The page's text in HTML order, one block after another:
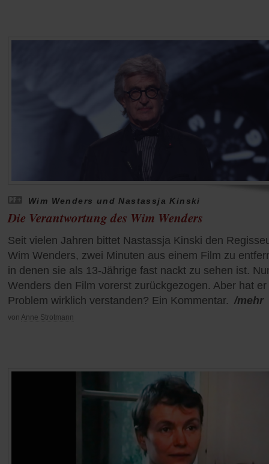
Wim Wenders und Nastassja Kinski
Die Verantwortung des Wim Wenders
Seit vielen Jahren bittet Nastassja Kinski den
Wim Wenders, zwei Minuten aus einem Film zu
in denen sie als 13-Jährige fast nackt zu sehen ist.
Wenders den Film vorerst zurückgezogen. Aber hat er
Problem wirklich verstanden? Ein Kommentar. /mehr
von Anne Strotmann